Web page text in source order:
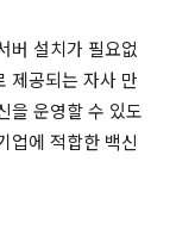
버 설치가 필요없
제공되는 자사 만
을 운영할 수 있도
업에 적합한 백신